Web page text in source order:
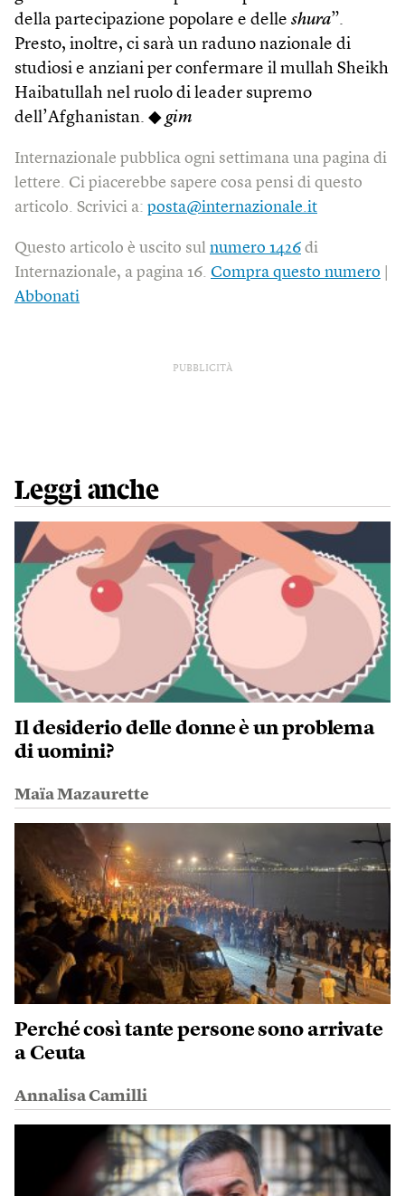
della partecipazione popolare e delle shura”.
Presto, inoltre, ci sarà un raduno nazionale di
studiosi e anziani per confermare il mullah Sheikh
Haibatullah nel ruolo di leader supremo
dell’Afghanistan. ◆ gim
Internazionale pubblica ogni settimana una pagina di
lettere. Ci piacerebbe sapere cosa pensi di questo
articolo. Scrivici a: posta@internazionale.it
Questo articolo è uscito sul numero 1426 di
Internazionale, a pagina 16. Compra questo numero
Abbonati
PUBBLICITÀ
Leggi anche
Il desiderio delle donne è un problema
di uomini?
Maïa Mazaurette
Perché così tante persone sono arrivate
a Ceuta
Annalisa Camilli